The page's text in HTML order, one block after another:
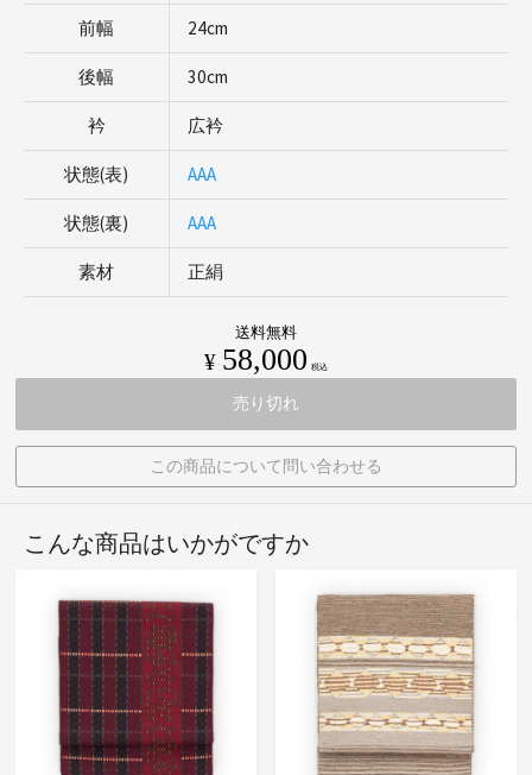
前幅 24cm
後幅 30cm
衿 広衿
状態(表) AAA
状態(裏) AAA
素材 正絹
送料無料
¥ 58,000 税込
売り切れ
この商品について問い合わせる
こんな商品はいかがですか